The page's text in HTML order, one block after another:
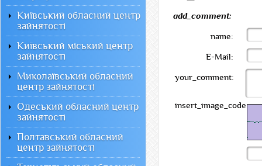
add_comment:
name:
E-Mail:
your_comment:
insert_image_code:
Київський обласний центр
зайнятості
Київський міський центр
зайнятості
Миколаївський обласний
центр зайнятості
Одеський обласний центр
зайнятості
Полтавський обласний
центр зайнятості